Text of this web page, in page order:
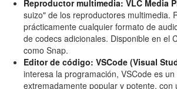
Reproductor multimedia: VLC Media
suizo" de los reproductores multimedia.
prácticamente cualquier formato de
de codecs adicionales. Disponible en el
como Snap.
Editor de código: VSCode (Visual
interesa la programación, VSCode es
extremadamente popular y potente, con